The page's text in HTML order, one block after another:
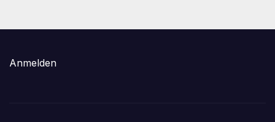
Anmelden